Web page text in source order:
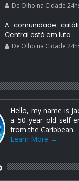
De Olho na Cidade
A comunidade
Central está em luto.
De Olho na Cidade
Hello, my name is
a 50 year old self-
from the Caribbean.
Learn More →